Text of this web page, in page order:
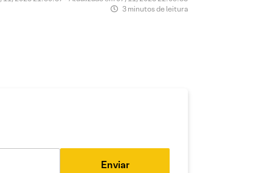
3 minutos de leitura
Enviar